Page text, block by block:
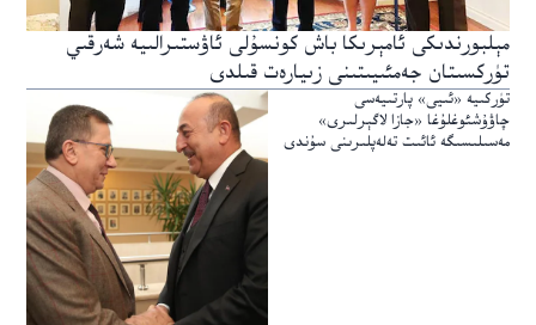
مېلبورندىكى ئامېرىكا باش كونسۇلى ئاۋستىرالىيە شەرقىي
تۈركسىتان جەمئىيىتىنى زىيارەت قىلدى
تۈركىيە «ئىيى» پارتىيەسى
چاۋۇشئوغلۇغا «جازا لاگېرلىرى»
مەسىلىسىگە ئائىت تەلەپلىرىنى سۇندى